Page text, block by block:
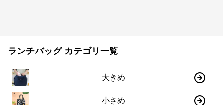
ランチバッグ カテゴリ一覧
大きめ
小さめ